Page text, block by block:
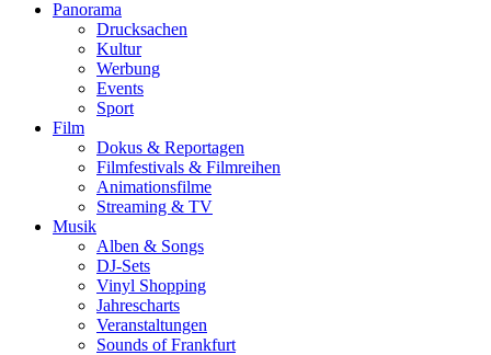
Panorama
Drucksachen
Kultur
Werbung
Events
Sport
Film
Dokus & Reportagen
Filmfestivals & Filmreihen
Animationsfilme
Streaming & TV
Musik
Alben & Songs
DJ-Sets
Vinyl Shopping
Jahrescharts
Veranstaltungen
Sounds of Frankfurt